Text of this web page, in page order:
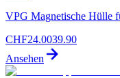
VPG Magnetische Hülle
CHF24.0039.90
Ansehen